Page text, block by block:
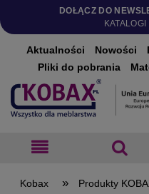
DOŁĄCZ DO
Aktualności Nowości
Pliki do pobrania
» Produkty